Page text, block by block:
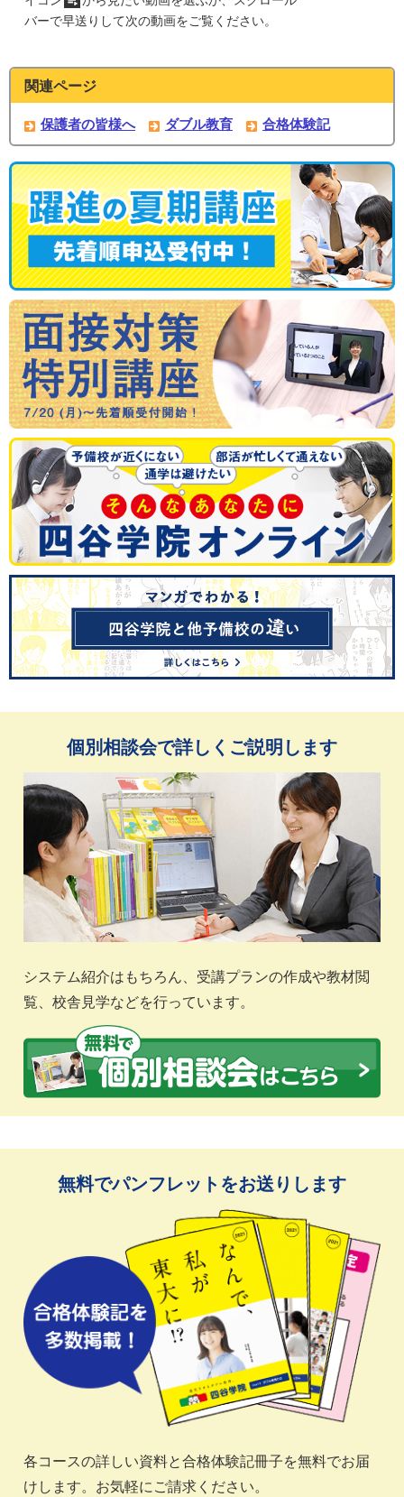
バーで早送りして次の動画をご覧ください。
関連ページ
保護者の皆様へ ダブル教育 合格体験記
個別相談会で詳しくご説明します
システム紹介はもちろん、受講プランの作成や教材閲
覧、校舎見学などを行っています。
無料でパンフレットをお送りします
各コースの詳しい資料と合格体験記冊子を無料でお届
けします。お気軽にご請求ください。